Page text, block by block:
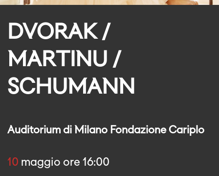
DVORAK /
MARTINU /
SCHUMANN
Auditorium di Milano Fondazione Cariplo
10 maggio ore 16:00